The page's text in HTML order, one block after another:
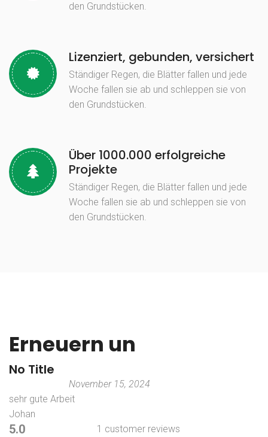
den Grundstücken.
Lizenziert, gebunden, versichert
Ständiger Regen, die Blätter fallen und jede
Woche fallen sie ab und schleppen sie von
den Grundstücken.
Über 1000.000 erfolgreiche
Projekte
Ständiger Regen, die Blätter fallen und jede
Woche fallen sie ab und schleppen sie von
den Grundstücken.
Erneuern un
No Title
November 15, 2024
sehr gute Arbeit
Johan
5.0 1 customer reviews